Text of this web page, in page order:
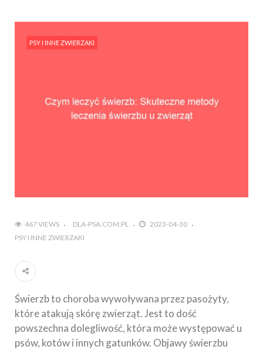
PSY I INNE ZWIERZAKI
467 VIEWS DLA-PSA.COM.PL
2023-04-30
PSY I INNE ZWIERZAKI
Świerzb to choroba wywoływana przez pasożyty,
które atakują skórę zwierząt. Jest to dość
powszechna dolegliwość, która może występować u
psów, kotów i innych gatunków. Objawy świerzbu